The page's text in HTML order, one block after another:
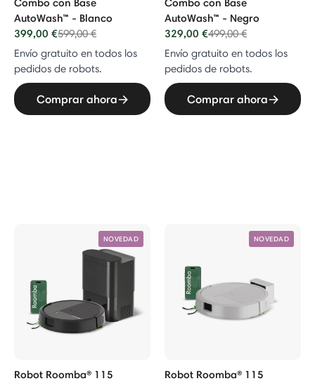
AutoWash™ - Blanco
399,00 €Price reduced from
599,00 €to
Envío gratuito en todos los
pedidos de robots.
Comprar ahora
AutoWash™ - Negro
329,00 €Price reduced from
499,00 €to
Envío gratuito en todos los
pedidos de robots.
Comprar ahora
NOVEDAD
Robot Roomba® 115
NOVEDAD
Robot Roomba® 115